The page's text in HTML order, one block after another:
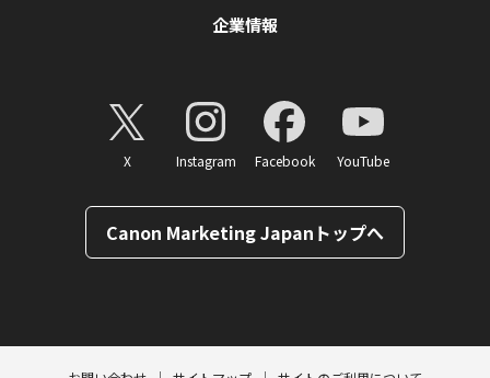
企業情報
X Instagram Facebook YouTube
Canon Marketing Japanトップへ